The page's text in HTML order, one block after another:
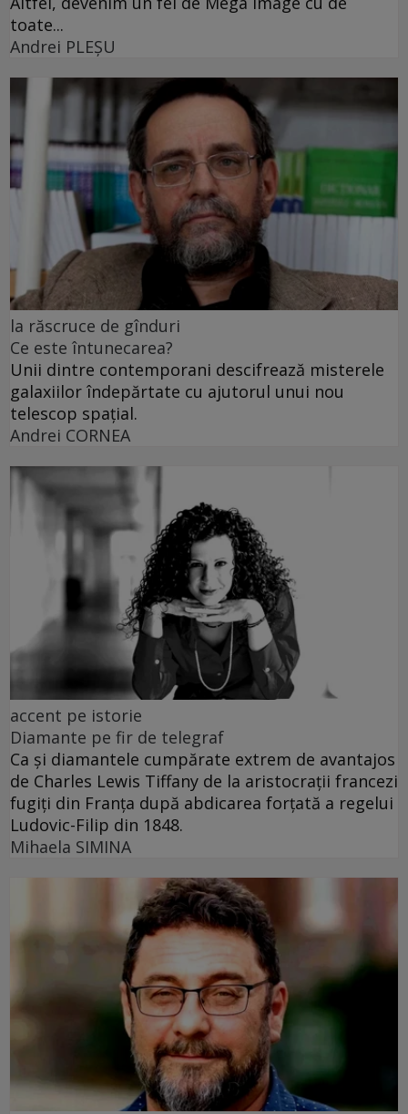
toate...
Andrei PLEŞU
la răscruce de gînduri
Ce este întunecarea?
Unii dintre contemporani descifrează misterele
galaxiilor îndepărtate cu ajutorul unui nou
telescop spațial.
Andrei CORNEA
accent pe istorie
Diamante pe fir de telegraf
Ca și diamantele cumpărate extrem de avantajos
de Charles Lewis Tiffany de la aristocrații francezi
fugiți din Franța după abdicarea forțată a regelui
Ludovic-Filip din 1848.
Mihaela SIMINA